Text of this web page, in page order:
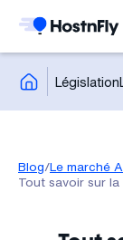
Législation
Blog/Le marché
Tout savoir sur